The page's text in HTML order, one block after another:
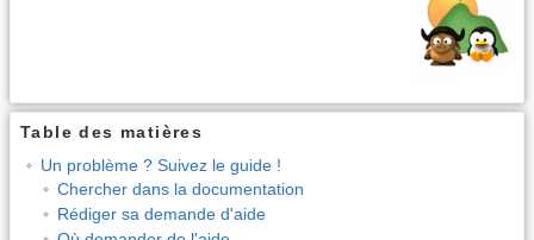
Table des matières
Un problème ? Suivez le guide !
Chercher dans la documentation
Rédiger sa demande d'aide